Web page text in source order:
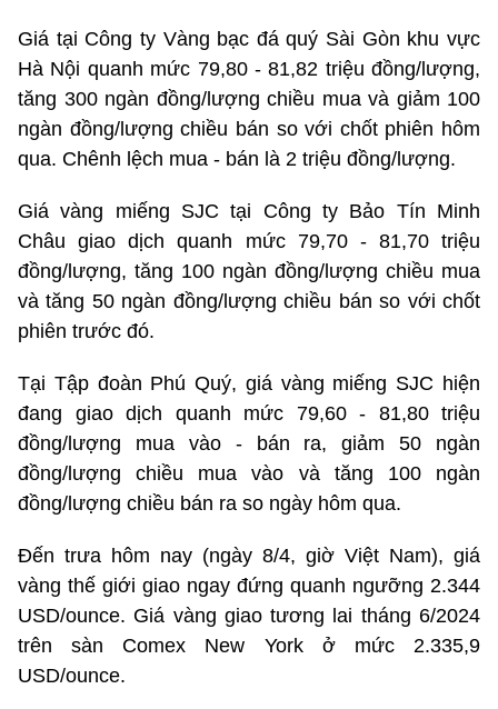
Giá tại Công ty Vàng bạc đá quý Sài Gòn khu vực
Hà Nội quanh mức 79,80 - 81,82 triệu đồng/lượng,
tăng 300 ngàn đồng/lượng chiều mua và giảm 100
ngàn đồng/lượng chiều bán so với chốt phiên hôm
qua. Chênh lệch mua - bán là 2 triệu đồng/lượng.
Giá vàng miếng SJC tại Công ty Bảo Tín Minh
Châu giao dịch quanh mức 79,70 - 81,70 triệu
đồng/lượng, tăng 100 ngàn đồng/lượng chiều mua
và tăng 50 ngàn đồng/lượng chiều bán so với chốt
phiên trước đó.
Tại Tập đoàn Phú Quý, giá vàng miếng SJC hiện
đang giao dịch quanh mức 79,60 - 81,80 triệu
đồng/lượng mua vào - bán ra, giảm 50 ngàn
đồng/lượng chiều mua vào và tăng 100 ngàn
đồng/lượng chiều bán ra so ngày hôm qua.
Đến trưa hôm nay (ngày 8/4, giờ Việt Nam), giá
vàng thế giới giao ngay đứng quanh ngưỡng 2.344
USD/ounce. Giá vàng giao tương lai tháng 6/2024
trên sàn Comex New York ở mức 2.335,9
USD/ounce.